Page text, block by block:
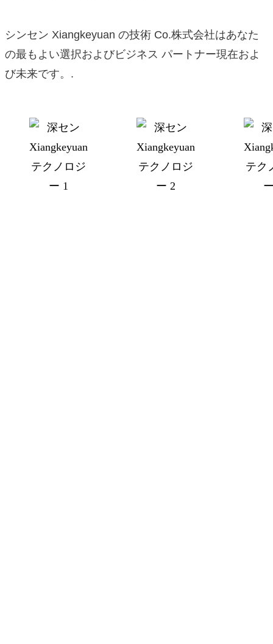
シンセン Xiangkeyuan の技術 Co.株式会社はあなた
の最もよい選択およびビジネス パートナー現在およ
び未来です。.